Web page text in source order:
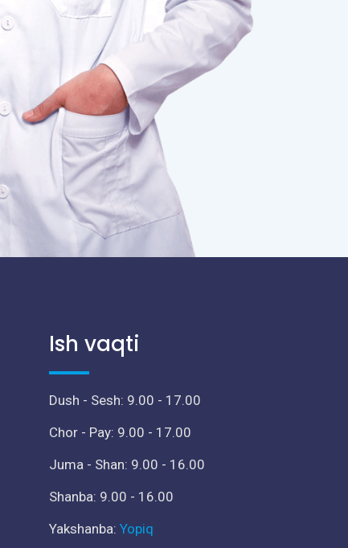
Ish vaqti
Dush - Sesh: 9.00 - 17.00
Chor - Pay: 9.00 - 17.00
Juma - Shan: 9.00 - 16.00
Shanba: 9.00 - 16.00
Yakshanba: Yopiq